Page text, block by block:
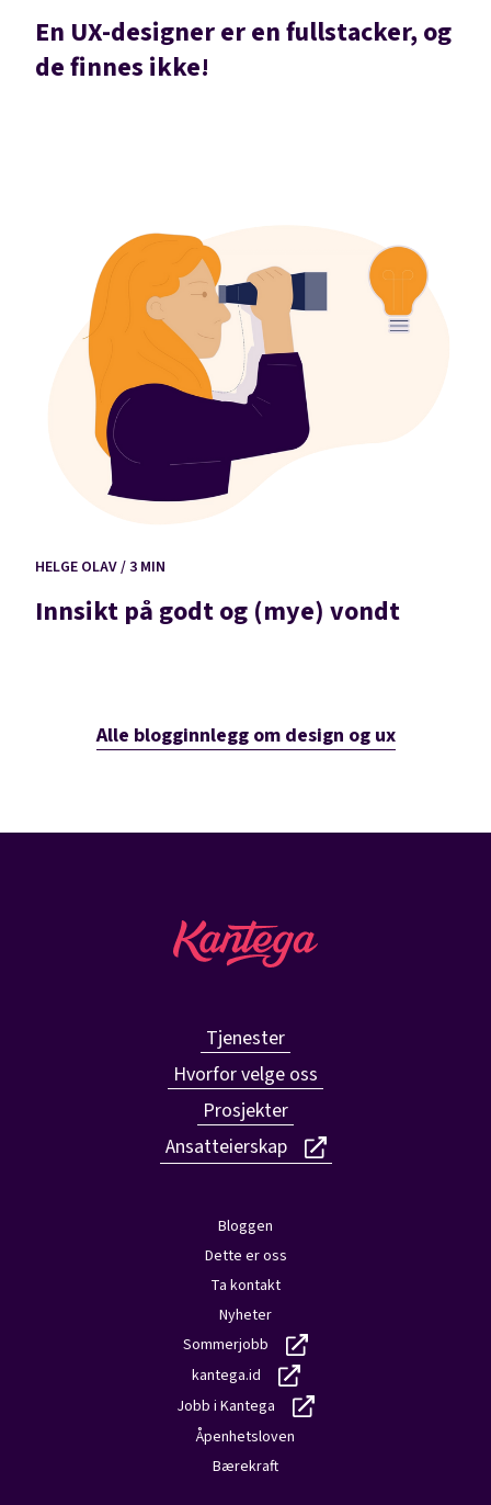
En UX-designer er en fullstacker, og
de finnes ikke!
HELGE OLAV / 3 MIN
Innsikt på godt og (mye) vondt
Alle blogginnlegg om design og ux
Tjenester
Hvorfor velge oss
Prosjekter
Ansatteierskap
Bloggen
Dette er oss
Ta kontakt
Nyheter
Sommerjobb
kantega.id
Jobb i Kantega
Åpenhetsloven
Bærekraft